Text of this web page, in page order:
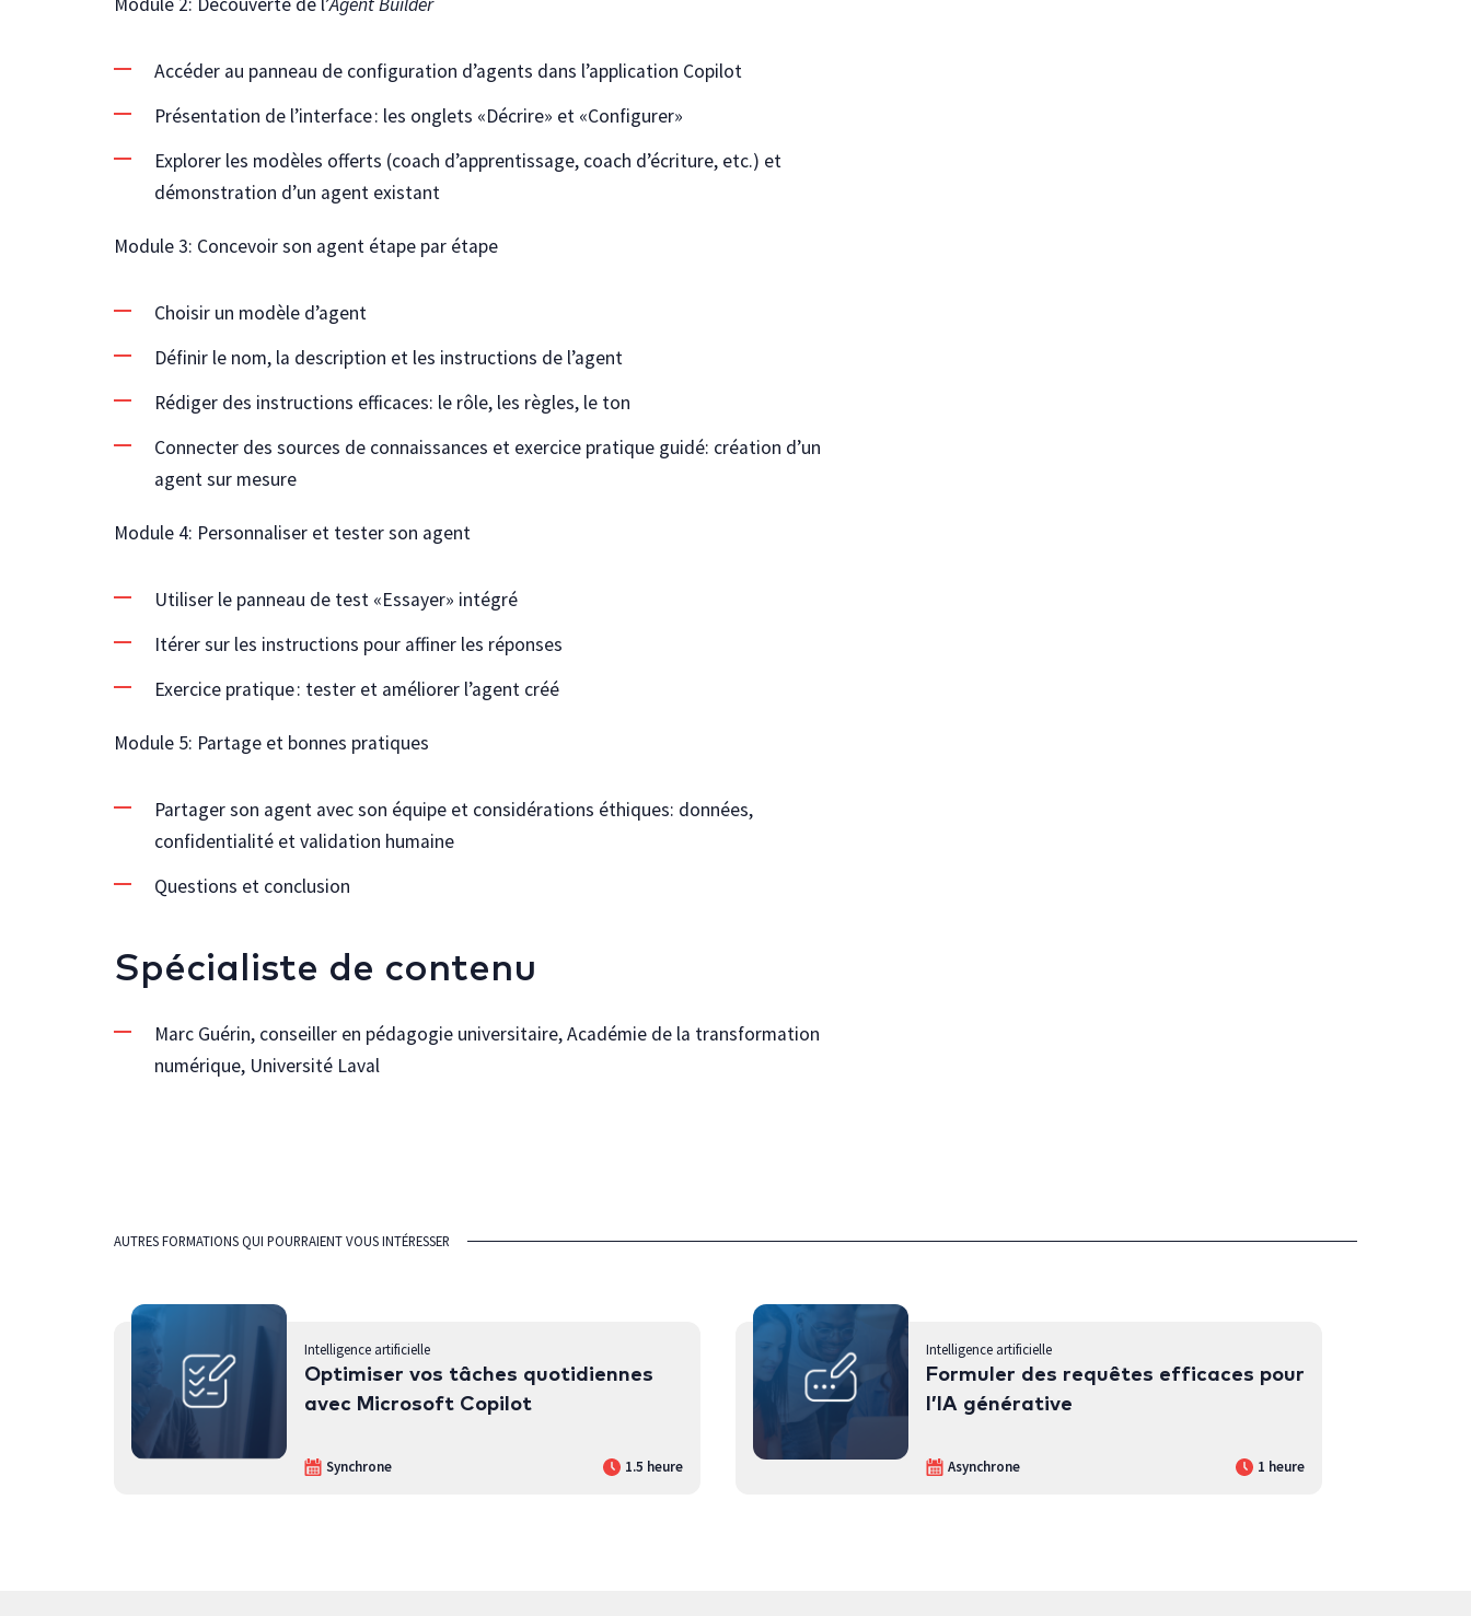
Accéder au panneau de configuration d’agents dans l’application Copilot
Présentation de l’interface : les onglets «Décrire» et «Configurer»
Explorer les modèles offerts (coach d’apprentissage, coach d’écriture, etc.) et
démonstration d’un agent existant
Module 3: Concevoir son agent étape par étape
Choisir un modèle d’agent
Définir le nom, la description et les instructions de l’agent
Rédiger des instructions efficaces: le rôle, les règles, le ton
Connecter des sources de connaissances et exercice pratique guidé: création d’un
agent sur mesure
Module 4: Personnaliser et tester son agent
Utiliser le panneau de test «Essayer» intégré
Itérer sur les instructions pour affiner les réponses
Exercice pratique : tester et améliorer l’agent créé
Module 5: Partage et bonnes pratiques
Partager son agent avec son équipe et considérations éthiques: données,
confidentialitéet validation humaine
Questions et conclusion
Spécialiste de contenu
Marc Guérin, conseiller en pédagogie universitaire, Académie de la transformation
numérique, Université Laval
AUTRES FORMATIONS QUI POURRAIENT VOUS INTÉRESSER
Intelligence artificielle
Optimiser vos tâches quotidiennes
avec Microsoft Copilot
Synchrone 1.5 heure
Intelligence artificielle
Formuler des requêtes efficaces pour
l’IA générative
Asynchrone 1 heure